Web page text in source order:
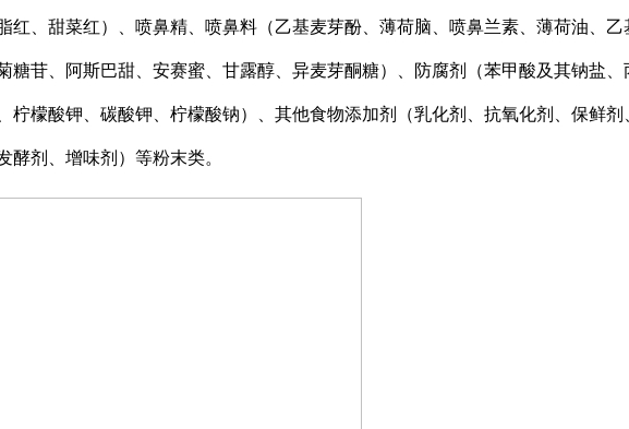
、甜菜红）、喷鼻精、喷鼻料（乙基麦芽酚、薄荷脑、喷鼻兰素、薄荷油、
苷、阿斯巴甜、安赛蜜、甘露醇、异麦芽酮糖）、防腐剂（苯甲酸及其钠盐
檬酸钾、碳酸钾、柠檬酸钠）、其他食物添加剂（乳化剂、抗氧化剂、保鲜
剂、增味剂）等粉末类。